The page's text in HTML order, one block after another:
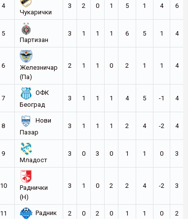
4
Чукарички
3 2 0 1 5 1 4 6
5
Партизан
3 1 1 1 6 5 1 4
6
Железничар
(Па)
2 1 1 0 2 1 1 4
7
ОФК
Београд
3 1 1 1 4 5 -1 4
8
Нови
Пазар
3 1 1 1 2 4 -2 4
9
Младост
3 0 3 0 1 1 0 3
10
Раднички
(Н)
3 1 0 2 2 4 -2 3
11 Радник 2 0 2 0 1 1 0 2